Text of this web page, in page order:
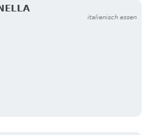
italienisch essen